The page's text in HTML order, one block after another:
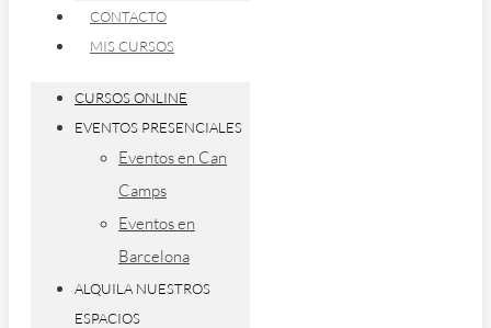
CONTACTO
MIS CURSOS
CURSOS ONLINE
EVENTOS PRESENCIALES
Eventos en Can
Camps
Eventos en
Barcelona
ALQUILA NUESTROS
ESPACIOS